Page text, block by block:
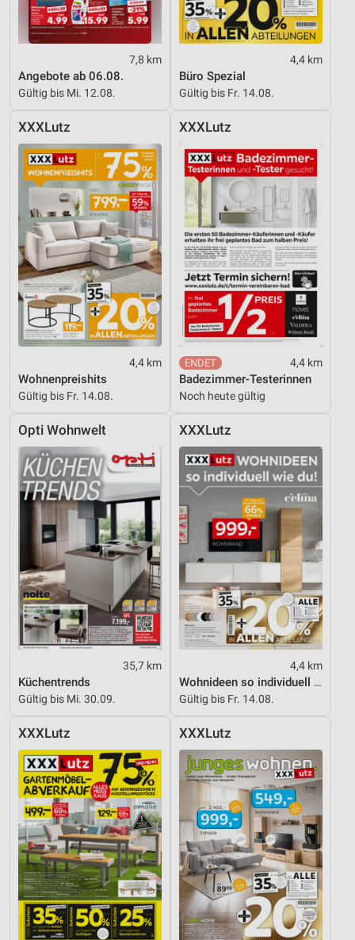
7,8 km
Angebote ab 06.08.
Gültig bis Mi. 12.08.
4,4 km
Büro Spezial
Gültig bis Fr. 14.08.
XXXLutz
4,4 km
Wohnenpreishits
Gültig bis Fr. 14.08.
XXXLutz
4,4 km
Badezimmer-Testerinnen
Noch heute gültig
Opti Wohnwelt
35,7 km
Küchentrends
Gültig bis Mi. 30.09.
XXXLutz
4,4 km
Wohnideen so individuell wie du!
Gültig bis Fr. 14.08.
XXXLutz XXXLutz
Entwicklung und Verbesserung der Angebote
Verwendung reduzierter Daten zur Auswahl von
IAB-Besonderheiten:
Geräte anhand von aktiv angeforderten
Informationen identifizieren
Nicht-IAB-Verarbeitungszwecke:
Notwendig
Performance
Funktional
Werbung